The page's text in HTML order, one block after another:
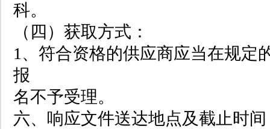
科。
（四）获取方式：
1、符合资格的供应商应当在规定
报
名不予受理。
六、响应文件送达地点及截止时间